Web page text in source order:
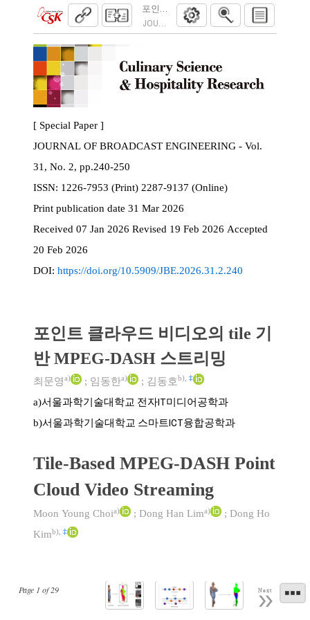
포인트 클라우드 비디오의 tile 기반 MPEG-
JOURNAL OF BROADCAST ENGINEERING.
Page 1 of29 Next
[ Special Paper ]
JOURNAL OF BROADCAST ENGINEERING - Vol.
31, No. 2, pp.240-250
ISSN:
1226-7953 (Print) 2287-9137 (Online)
Print publication date 31 Mar 2026
Received 07 Jan 2026 Revised 19 Feb 2026 Accepted
20 Feb 2026
DOI: https://doi.org/10.5909/JBE.2026.31.2.240
포인트 클라우드 비디오의 tile 기
반 MPEG-DASH 스트리밍
최문영a) ; 임동한a) ; 김동호b) ‡
a)서울과학기술대학교 전자IT미디어공학과
b)서울과학기술대학교 스마트ICT융합공학과
Tile-Based MPEG-DASH Point
Cloud Video Streaming
Moon Young Choia) ; Dong Han Lima) ; Dong Ho
Kimb) ‡